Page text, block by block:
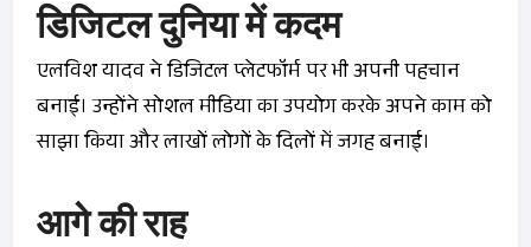
डिजिटल दुनिया में कदम
एलविश यादव ने डिजिटल प्लेटफॉर्म पर भी अपनी पहचान
बनाई। उन्होंने सोशल मीडिया का उपयोग करके अपने काम को
साझा किया और लाखों लोगों के दिलों में जगह बनाई।
आगे की राह